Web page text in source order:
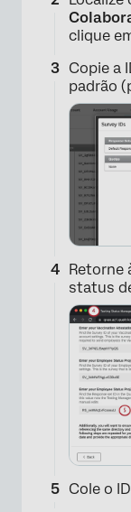
clique
Copie a
padrão
Retorne
status
Cole o